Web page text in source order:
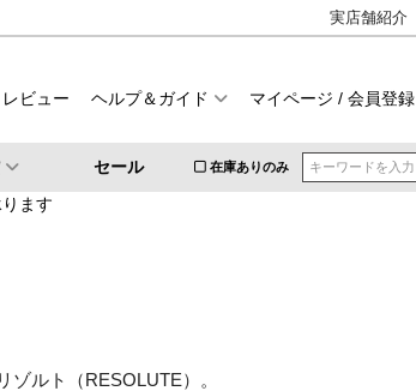
実店舗紹介
レビュー ヘルプ＆ガイド マイページ / 会員登録
セール 在庫ありのみ
ます
ルト（RESOLUTE）。